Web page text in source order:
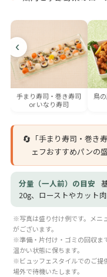
‹
手まり寿司・巻き寿司
or いなり寿司
鳥
🔄 「手まり寿司・巻き
ェフおすすめパンの
分量（一人前）の目安
20g、ローストやカット
※写真は盛り付け例です。メニ
がございます。
※準備・片付け・ゴミの回収ま
温かい状態に保ちます。
※ビュッフェスタイルでのご提
場外で待機いたします。